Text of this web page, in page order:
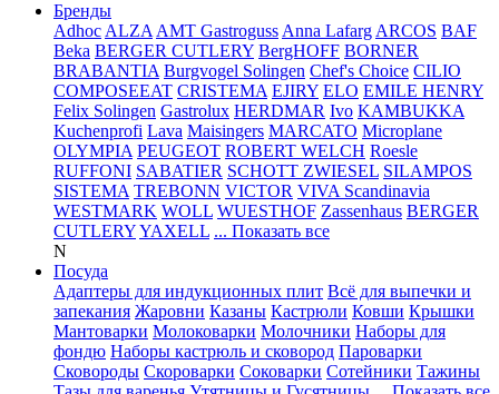
Бренды
Adhoc ALZA AMT Gastroguss Anna Lafarg ARCOS BAF
Beka BERGER CUTLERY BergHOFF BORNER
BRABANTIA Burgvogel Solingen Chef's Choice CILIO
COMPOSEEAT CRISTEMA EJIRY ELO EMILE HENRY
Felix Solingen Gastrolux HERDMAR Ivo KAMBUKKA
Kuchenprofi Lava Maisingers MARCATO Microplane
OLYMPIA PEUGEOT ROBERT WELCH Roesle
RUFFONI SABATIER SCHOTT ZWIESEL SILAMPOS
SISTEMA TREBONN VICTOR VIVA Scandinavia
WESTMARK WOLL WUESTHOF Zassenhaus BERGER
CUTLERYYAXELL ... Показать все
N
Посуда
Адаптеры для индукционных плит Всё для выпечки и
запекания Жаровни Казаны Кастрюли Ковши Крышки
Мантоварки Молоковарки Молочники Наборы для
фондю Наборы кастрюль и сковород Пароварки
Сковороды Скороварки Соковарки Сотейники Тажины